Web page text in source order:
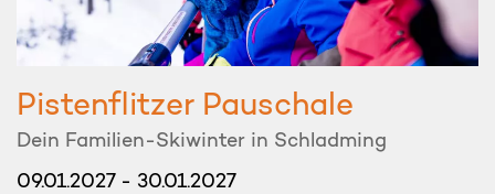
Pistenflitzer Pauschale
Dein Familien-Skiwinter in Schladming
09.01.2027 - 30.01.2027